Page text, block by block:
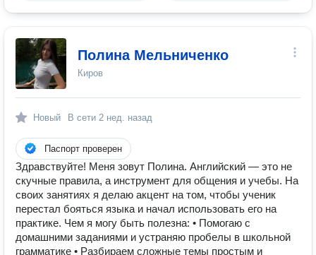
Полина Мельниченко
Киров
Новый В сети 2 нед. назад
Паспорт проверен
Здравствуйте! Меня зовут Полина. Английский — это не
скучные правила, а инструмент для общения и учебы. На
своих занятиях я делаю акцент на том, чтобы ученик
перестал бояться языка и начал использовать его на
практике. Чем я могу быть полезна: • Помогаю с
домашними заданиями и устраняю пробелы в школьной
грамматике • Разбираем сложные темы простым и